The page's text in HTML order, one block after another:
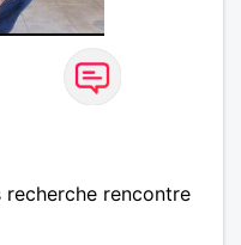
rencontre